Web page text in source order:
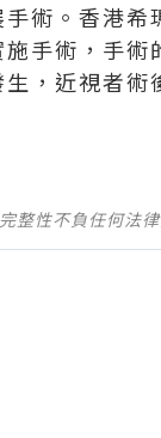
術。香港希
手術，手術
，近視者術
整性不負任何法律